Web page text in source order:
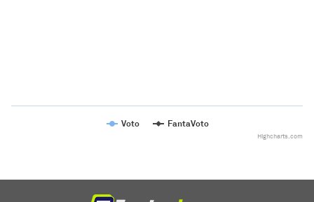
Voto FantaVoto
Highcharts.com